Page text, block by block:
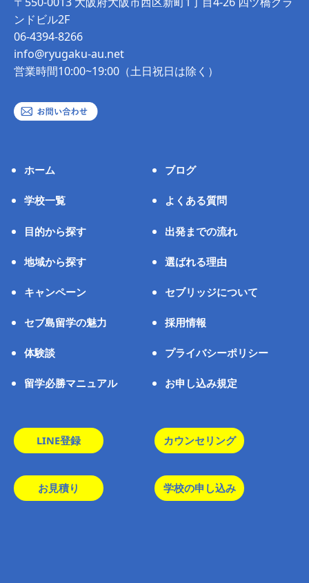
ンドビル2F
06-4394-8266
info@ryugaku-au.net
営業時間10:00~19:00（土日祝日は除く）
ホーム
学校一覧
目的から探す
地域から探す
キャンペーン
セブ島留学の魅力
体験談
留学必勝マニュアル
ブログ
よくある質問
出発までの流れ
選ばれる理由
セブリッジについて
採用情報
プライバシーポリシー
お申し込み規定
LINE登録 カウンセリング
お見積り 学校の申し込み